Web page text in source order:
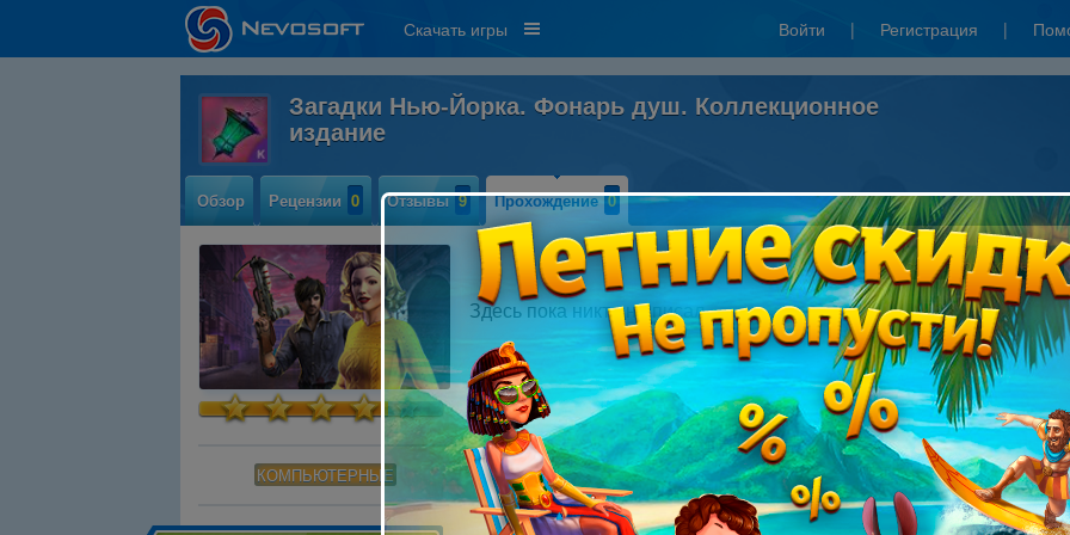
Скачать игры Войти | Регистрация |
Загадки Нью-Йорка. Фонарь душ. Коллекционное
издание
Обзор Рецензии 0 Отзывы 9 Прохождение 0
КОМПЬЮТЕРНЫЕ
Написать прохождение
Здесь пока никто не писал